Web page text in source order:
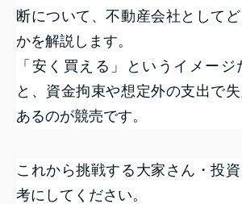
断について、不動産会社として
かを解説します。
「安く買える」というイメー
と、資金拘束や想定外の支出で
あるのが競売です。
これから挑戦する大家さん・投
考にしてください。